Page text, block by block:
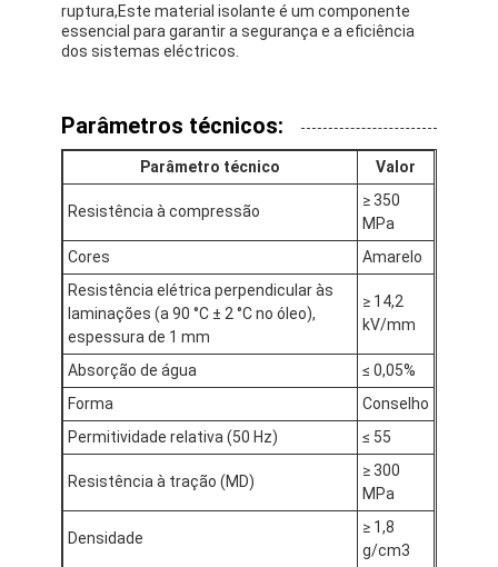
Excursão da fábrica
Contacte-nos
Fita adesiva da isolação
Fita da isolação de pano de vidro
Fita resistente ao calor da isolação
Fita adesiva de pano de vidro
Fita adesiva do filme do Polyimide
Fita de pano de vidro da folha de alumínio
ruptura,Este material isolante é um componente
essencial para garantir a segurança e a eficiência
dos sistemas eléctricos.
Parâmetros técnicos:
Parâmetro técnico Valor
Resistência à compressão
≥ 350
MPa
Cores
Amarelo
Resistência elétrica perpendicular às
laminações (a 90 °C ± 2 °C no óleo),
espessura de 1 mm
≥ 14,2
kV/mm
Absorção de água
≤ 0,05%
Forma
Conselho
Permitividade relativa (50 Hz)
≤ 55
Resistência à tração (MD)
≥ 300
MPa
Densidade
≥ 1,8
g/cm3